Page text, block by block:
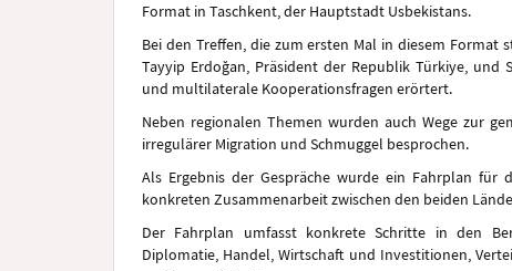
Format in Taschkent, der Hauptstadt Usbekistans.
Bei den Treffen, die zum ersten Mal in diesem Format
Tayyip Erdoğan, Präsident der Republik Türkiye, und
und multilaterale Kooperationsfragen erörtert.
Neben regionalen Themen wurden auch Wege zur
irregulärer Migration und Schmuggel besprochen.
Als Ergebnis der Gespräche wurde ein Fahrplan
konkreten Zusammenarbeit zwischen den beiden
Der Fahrplan umfasst konkrete Schritte in den
Diplomatie, Handel, Wirtschaft und Investitionen,